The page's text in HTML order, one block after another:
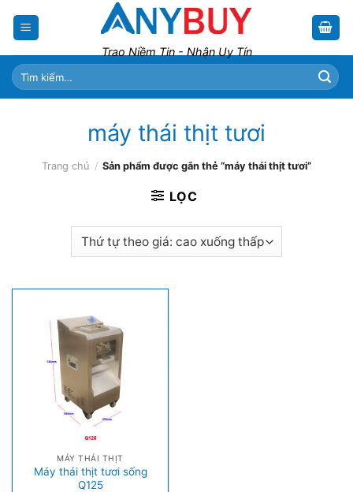
Trao Niềm Tin - Nhận Uy Tín
Tìm
kiếm:
máy thái thịt tươi
Trang chủ / Sản phẩm được gắn thẻ “máy thái thịt tươi”
LỌC
MÁY THÁI THỊT
Máy thái thịt tươi sống
Q125